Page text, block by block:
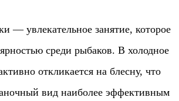
— увлекательное занятие, которое
среди рыбаков. В холодное
откликается на блесну, что
вид наиболее эффективным